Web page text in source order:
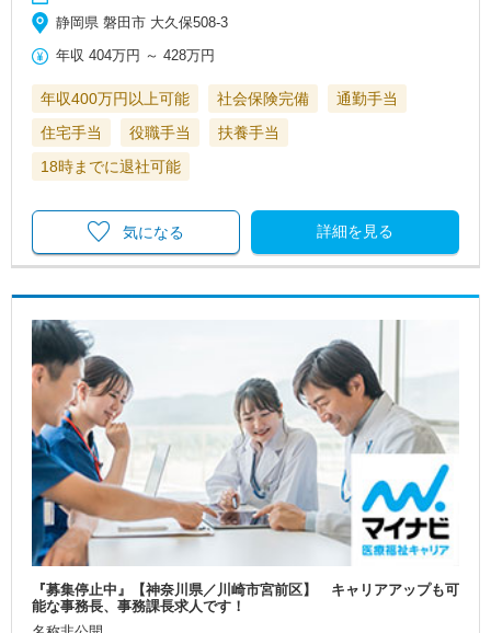
静岡県 磐田市 大久保508-3
年収 404万円 ～428万円
年収400万円以上可能 社会保険完備
通勤手当
住宅手当
役職手当
扶養手当
18時までに退社可能
詳細を見る
気になる
『募集停止中』【神奈川県／川崎市宮前区】 キャリアアップも可
能な事務長、事務課長求人です！